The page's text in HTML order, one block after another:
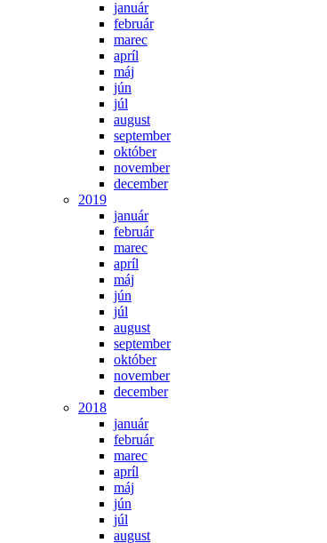
január
február
marec
apríl
máj
jún
júl
august
september
október
november
december
2019
január
február
marec
apríl
máj
jún
júl
august
september
október
november
december
2018
január
február
marec
apríl
máj
jún
júl
august